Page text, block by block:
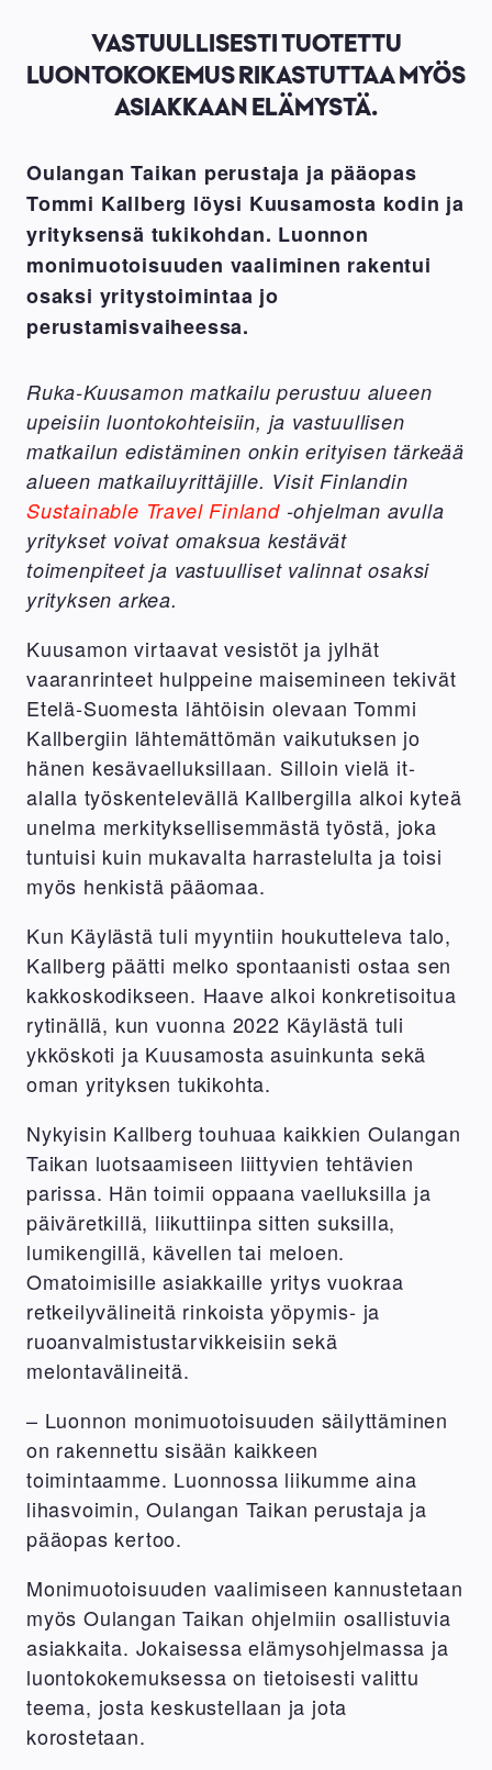
VASTUULLISESTI TUOTETTU
LUONTOKOKEMUS RIKASTUTTAA MYÖS
ASIAKKAAN ELÄMYSTÄ.
Oulangan Taikan perustaja ja pääopas
Tommi Kallberg löysi Kuusamosta kodin ja
yrityksensä tukikohdan. Luonnon
monimuotoisuuden vaaliminen rakentui
osaksi yritystoimintaa jo
perustamisvaiheessa.
Ruka-Kuusamon matkailu perustuu alueen
upeisiin luontokohteisiin, ja vastuullisen
matkailun edistäminen onkin erityisen tärkeää
alueen matkailuyrittäjille. Visit Finlandin
Sustainable Travel Finland-ohjelman avulla
yritykset voivat omaksua kestävät
toimenpiteet ja vastuulliset valinnat osaksi
yrityksen arkea.
Kuusamon virtaavat vesistöt ja jylhät
vaaranrinteet hulppeine maisemineen tekivät
Etelä-Suomesta lähtöisin olevaan Tommi
Kallbergiin lähtemättömän vaikutuksen jo
hänen kesävaelluksillaan. Silloin vielä it-
alalla työskentelevällä Kallbergilla alkoi kyteä
unelma merkityksellisemmästä työstä, joka
tuntuisi kuin mukavalta harrastelulta ja toisi
myös henkistä pääomaa.
Kun Käylästä tuli myyntiin houkutteleva talo,
Kallberg päätti melko spontaanisti ostaa sen
kakkoskodikseen. Haave alkoi konkretisoitua
rytinällä, kun vuonna 2022 Käylästä tuli
ykköskoti ja Kuusamosta asuinkunta sekä
oman yrityksen tukikohta.
Nykyisin Kallberg touhuaa kaikkien Oulangan
Taikan luotsaamiseen liittyvien tehtävien
parissa. Hän toimii oppaana vaelluksilla ja
päiväretkillä, liikuttiinpa sitten suksilla,
lumikengillä, kävellen tai meloen.
Omatoimisille asiakkaille yritys vuokraa
retkeilyvälineitä rinkoista yöpymis- ja
ruoanvalmistustarvikkeisiin sekä
melontavälineitä.
– Luonnon monimuotoisuuden säilyttäminen
on rakennettu sisään kaikkeen
toimintaamme. Luonnossa liikumme aina
lihasvoimin, Oulangan Taikan perustaja ja
pääopas kertoo.
Monimuotoisuuden vaalimiseen kannustetaan
myös Oulangan Taikan ohjelmiin osallistuvia
asiakkaita. Jokaisessa elämysohjelmassa ja
luontokokemuksessa on tietoisesti valittu
teema, josta keskustellaan ja jota
korostetaan.